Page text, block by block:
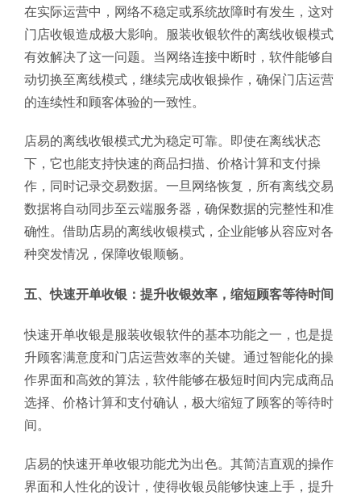
在实际运营中，网络不稳定或系统故障时有发生，这对
门店收银造成极大影响。服装收银软件的离线收银模式
有效解决了这一问题。当网络连接中断时，软件能够自
动切换至离线模式，继续完成收银操作，确保门店运营
的连续性和顾客体验的一致性。
店易的离线收银模式尤为稳定可靠。即使在离线状态
下，它也能支持快速的商品扫描、价格计算和支付操
作，同时记录交易数据。一旦网络恢复，所有离线交易
数据将自动同步至云端服务器，确保数据的完整性和准
确性。借助店易的离线收银模式，企业能够从容应对各
种突发情况，保障收银顺畅。
五、快速开单收银：提升收银效率，缩短顾客等待时间
快速开单收银是服装收银软件的基本功能之一，也是提
升顾客满意度和门店运营效率的关键。通过智能化的操
作界面和高效的算法，软件能够在极短时间内完成商品
选择、价格计算和支付确认，极大缩短了顾客的等待时
间。
店易的快速开单收银功能尤为出色。其简洁直观的操作
界面和人性化的设计，使得收银员能够快速上手，提升